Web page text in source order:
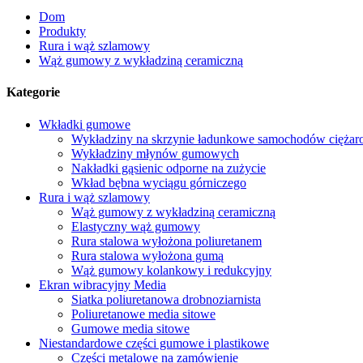
Dom
Produkty
Rura i wąż szlamowy
Wąż gumowy z wykładziną ceramiczną
Kategorie
Wkładki gumowe
Wykładziny na skrzynie ładunkowe samochodów
Wykładziny młynów gumowych
Nakładki gąsienic odporne na zużycie
Wkład bębna wyciągu górniczego
Rura i wąż szlamowy
Wąż gumowy z wykładziną ceramiczną
Elastyczny wąż gumowy
Rura stalowa wyłożona poliuretanem
Rura stalowa wyłożona gumą
Wąż gumowy kolankowy i redukcyjny
Ekran wibracyjny Media
Siatka poliuretanowa drobnoziarnista
Poliuretanowe media sitowe
Gumowe media sitowe
Niestandardowe części gumowe i plastikowe
Części metalowe na zamówienie